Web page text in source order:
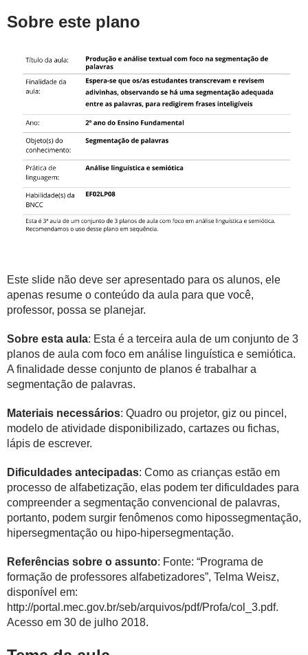
Sobre este plano
Este slide não deve ser apresentado para os alunos, ele
apenas resume o conteúdo da aula para que você,
professor, possa se planejar.
Sobre esta aula: Esta é a terceira aula de um conjunto de 3
planos de aula com foco em análise linguística e semiótica.
A finalidade desse conjunto de planos é trabalhar a
segmentação de palavras.
Materiais necessários: Quadro ou projetor, giz ou pincel,
modelo de atividade disponibilizado, cartazes ou fichas,
lápis de escrever.
Dificuldades antecipadas: Como as crianças estão em
processo de alfabetização, elas podem ter dificuldades para
compreender a segmentação convencional de palavras,
portanto, podem surgir fenômenos como hipossegmentação,
hipersegmentação ou hipo-hipersegmentação.
Referências sobre o assunto: Fonte: “Programa de
formação de professores alfabetizadores”, Telma Weisz,
disponível em:
http://portal.mec.gov.br/seb/arquivos/pdf/Profa/col_3.pdf.
Acesso em 30 de julho 2018.